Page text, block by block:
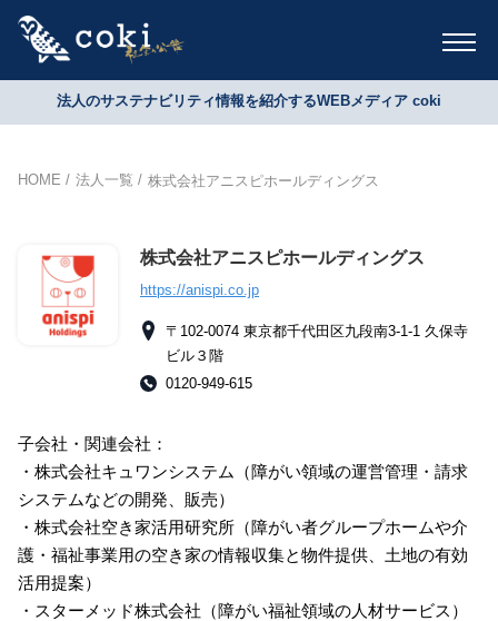
法人のサステナビリティ情報を紹介するWEBメディア coki
HOME 法人一覧 株式会社アニスピホールディングス
株式会社アニスピホールディングス
https://anispi.co.jp
〒102-0074 東京都千代田区九段南3-1-1 久保寺
ビル３階
0120-949-615
子会社・関連会社：
・株式会社キュワンシステム（障がい領域の運営管理・請求
システムなどの開発、販売）
・株式会社空き家活用研究所（障がい者グループホームや介
護・福祉事業用の空き家の情報収集と物件提供、土地の有効
活用提案）
・スターメッド株式会社（障がい福祉領域の人材サービス）